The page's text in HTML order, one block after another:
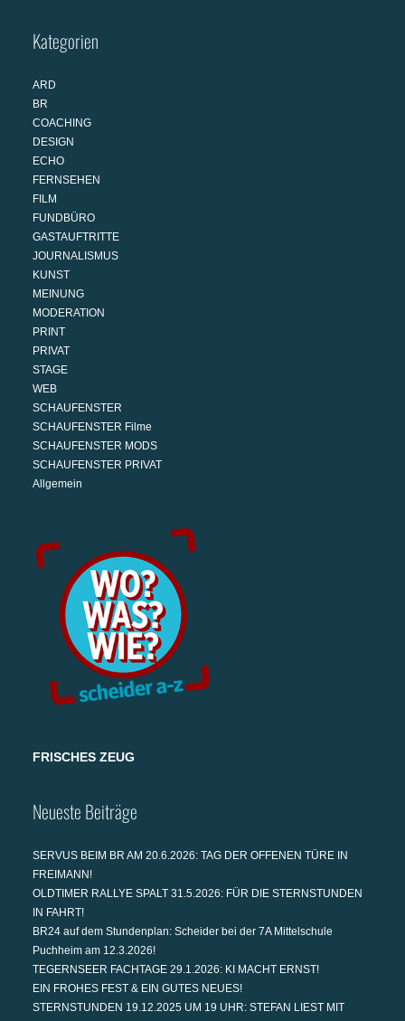
Kategorien
ARD
BR
COACHING
DESIGN
ECHO
FERNSEHEN
FILM
FUNDBÜRO
GASTAUFTRITTE
JOURNALISMUS
KUNST
MEINUNG
MODERATION
PRINT
PRIVAT
STAGE
WEB
SCHAUFENSTER
SCHAUFENSTER Filme
SCHAUFENSTER MODS
SCHAUFENSTER PRIVAT
Allgemein
FRISCHES ZEUG
Neueste Beiträge
SERVUS BEIM BR AM 20.6.2026: TAG DER OFFENEN TÜRE IN
FREIMANN!
OLDTIMER RALLYE SPALT 31.5.2026: FÜR DIE STERNSTUNDEN
IN FAHRT!
BR24 auf dem Stundenplan: Scheider bei der 7A Mittelschule
Puchheim am 12.3.2026!
TEGERNSEER FACHTAGE 29.1.2026: KI MACHT ERNST!
EIN FROHES FEST & EIN GUTES NEUES!
STERNSTUNDEN 19.12.2025 UM 19 UHR: STEFAN LIEST MIT